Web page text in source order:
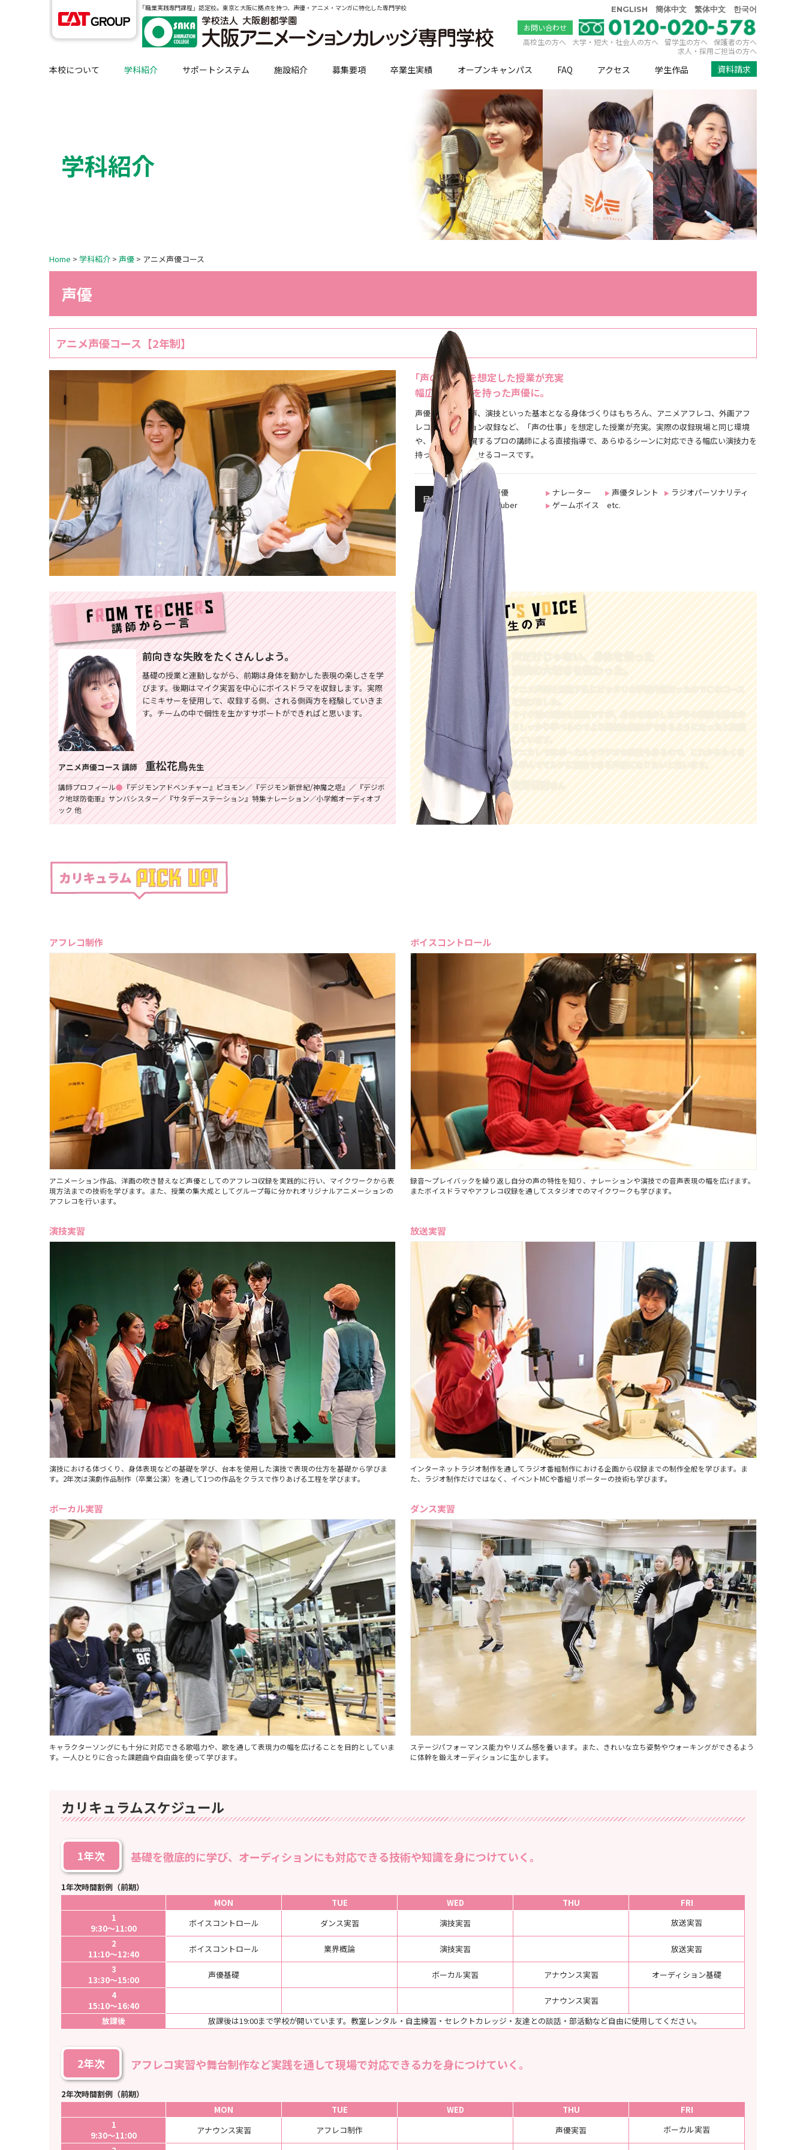
｢職業実践専門課程」認定校。東京と大阪に拠点を持つ、声優・アニメ・マンガに特化した専門学校 ENGLISH 簡体中文 繁体中文 한국어
お問い合わせ
高校生の方へ
大学・短大・社会人の方へ 留学生の方へ
保護者の方へ
求人・採用ご担当の方へ
本校について 学科紹介 サポートシステム 施設紹介 募集要項 卒業生実績 オープンキャンパス FAQ アクセス 学生作品 資料請求
学科紹介
Home > 学科紹介 > 声優 > アニメ声優コース
声優
アニメ声優コース【2年制】
｢声の仕事」を想定した授業が充実
幅広い演技力を持った声優に。
声優としての発声、演技といった基本となる身体づくりはもちろん、アニメアフレコ、外画アフ
レコ、ナレーション収録など、「声の仕事」を想定した授業が充実。実際の収録現場と同じ環境
や、第一線で活躍するプロの講師による直接指導で、あらゆるシーンに対応できる幅広い演技力を
持った声優を目指せるコースです。
目指せる職種 ▶︎ 声優 ▶︎ ナレーター ▶︎ 声優タレント ▶︎ ラジオパーソナリティ
▶︎ VTuber ▶︎ ゲームボイス etc.
前向きな失敗をたくさんしよう。
基礎の授業と連動しながら、前期は身体を動かした表現の楽しさを学
びます。後期はマイク実習を中心にボイスドラマを収録します。実際
にミキサーを使用して、収録する側、される側両方を経験していきま
す。チームの中で個性を生かすサポートができればと思います。
アニメ声優コース 講師 重松花鳥先生
講師プロフィール● 『デジモンアドベンチャー』ピヨモン／『デジモン新世紀/神魔之塔』／『デジボ
ク地球防衛軍』サンバシスター／『サタデーステーション』特集ナレーション／小学館オーディオブ
ック 他
声だけじゃない、身体を使った
演技の大切さを教わった。
アニメ声優を目指す私にピッタリな学習内容だったのでこのコース
を選びました。
マイク前の演技も重要ですが、身体を動かしながらの演技を基本か
らしっかり学べるのでより繊細な表現ができるようになったと実感
しています。
アニカレではボーカルやラジオの実習もあるので、これからたくさ
ん学んでマルチに活動できる声優になりたいと思います。
牧野日南 さん
アフレコ制作
アニメーション作品、洋画の吹き替えなど声優としてのアフレコ収録を実践的に行い、マイクワークから表
現方法までの技術を学びます。また、授業の集大成としてグループ毎に分かれオリジナルアニメーションの
アフレコを行います。
ボイスコントロール
録音～プレイバックを繰り返し自分の声の特性を知り、ナレーションや演技での音声表現の幅を広げます。
またボイスドラマやアフレコ収録を通してスタジオでのマイクワークも学びます。
演技実習
演技における体づくり、身体表現などの基礎を学び、台本を使用した演技で表現の仕方を基礎から学びま
す。2年次は演劇作品制作（卒業公演）を通して1つの作品をクラスで作りあげる工程を学びます。
放送実習
インターネットラジオ制作を通してラジオ番組制作における企画から収録までの制作全般を学びます。ま
た、ラジオ制作だけではなく、イベントMCや番組リポーターの技術も学びます。
ボーカル実習
キャラクターソングにも十分に対応できる歌唱力や、歌を通して表現力の幅を広げることを目的としていま
す。一人ひとりに合った課題曲や自由曲を使って学びます。
ダンス実習
ステージパフォーマンス能力やリズム感を養います。また、きれいな立ち姿勢やウォーキングができるよう
に体幹を鍛えオーディションに生かします。
カリキュラムスケジュール
1年次 基礎を徹底的に学び、オーディションにも対応できる技術や知識を身につけていく。
1年次時間割例（前期）
MON
TUE WED THU
FRI
1
9:30〜11:00
ボイスコントロール ダンス実習 演技実習
放送実習
2
11:10〜12:40
ボイスコントロール 業界概論 演技実習
放送実習
3
13:30〜15:00
声優基礎 ボーカル実習 アナウンス実習
オーディション基礎
4
15:10～16:40
アナウンス実習
放課後
放課後は19:00まで学校が開いています。教室レンタル・自主練習・セレクトカレッジ・友達との談話・部活動など自由に使用してください。
2年次 アフレコ実習や舞台制作など実践を通して現場で対応できる力を身につけていく。
2年次時間割例（前期）
MON
TUE WED THU
FRI
1
9:30〜11:00
アナウンス実習 アフレコ制作 声優実習
ボーカル実習